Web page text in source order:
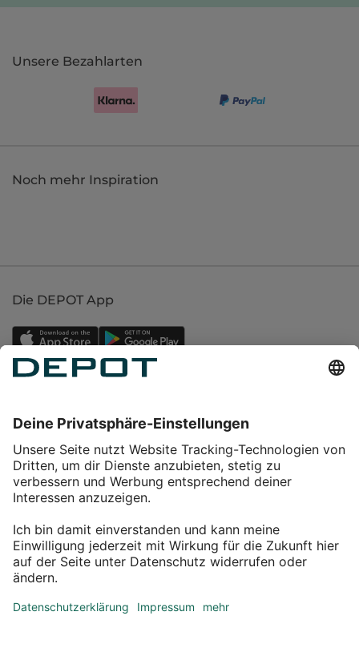
Unsere Bezahlarten
Noch mehr Inspiration
Die DEPOT App
Service
Über DEPOT
Kontakt